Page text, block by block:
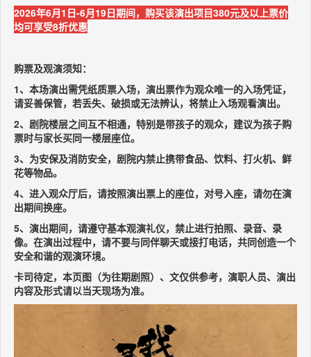
2026年6月1日-6月19日期间，购买该演出项目380元及以上票价
均可享受8折优惠
购票及观演须知：
1、本场演出需凭纸质票入场，演出票作为观众唯一的入场凭证，
请妥善保管，若丢失、破损或无法辨认，将禁止入场观看演出。
2、剧院楼层之间互不相通，特别是带孩子的观众，建议为孩子购
票时与家长买同一楼层座位。
3、为安保及消防安全，剧院内禁止携带食品、饮料、打火机、鲜
花等物品。
4、进入观众厅后，请按照演出票上的座位，对号入座，请勿在演
出期间换座。
5、演出期间，请遵守基本观演礼仪，禁止进行拍照、录音、录
像。在演出过程中，请不要与同伴聊天或接打电话，共同创造一个
安全和谐的观演环境。
卡司待定，本页图（为往期剧照）、文仅供参考，演职人员、演出
内容及形式请以当天现场为准。